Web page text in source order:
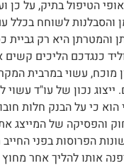
הטיפול בתיק, על
את הזמן והסבלנות
והמטרתן היא רק
הליכים קשים
מוכח, עשוי במרבית
ייצוג נכון של עו"ד
כי על הבנק חלות
והפסיקה של המייצג
הפרוסות בפני
אותו להליך אחר